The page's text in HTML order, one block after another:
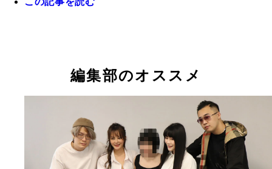
慣病』（中央公論新社）など
編集部のオススメ